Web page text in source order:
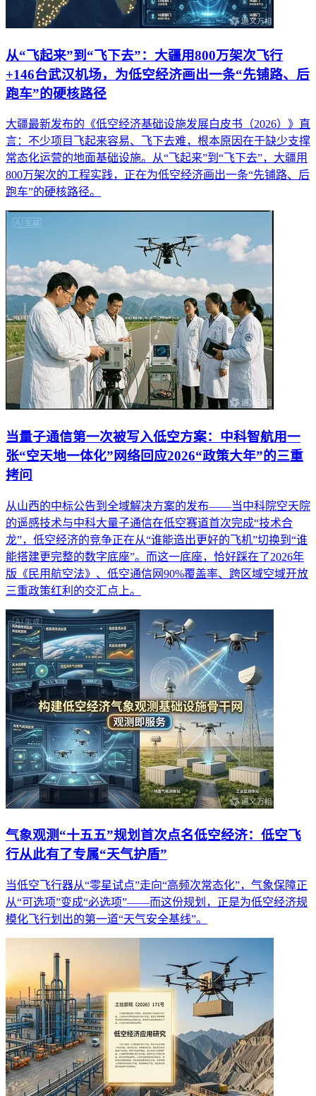
从“飞起来”到“飞下去”：大疆用800万架次飞行
+146台武汉机场，为低空经济画出一条“先铺路、后
跑车”的硬核路径
大疆最新发布的《低空经济基础设施发展白皮书（2026）》直
言：不少项目飞起来容易、飞下去难，根本原因在于缺少支撑
常态化运营的地面基础设施。从“飞起来”到“飞下去”，大疆用
800万架次的工程实践，正在为低空经济画出一条“先铺路、后
跑车”的硬核路径。
当量子通信第一次被写入低空方案：中科智航用一
张“空天地一体化”网络回应2026“政策大年”的三重
拷问
从山西的中标公告到全域解决方案的发布——当中科院空天院
的遥感技术与中科大量子通信在低空赛道首次完成“技术合
龙”，低空经济的竞争正在从“谁能造出更好的飞机”切换到“谁
能搭建更完整的数字底座”。而这一底座，恰好踩在了2026年
版《民用航空法》、低空通信网90%覆盖率、跨区域空域开放
三重政策红利的交汇点上。
气象观测“十五五”规划首次点名低空经济：低空飞
行从此有了专属“天气护盾”
当低空飞行器从“零星试点”走向“高频次常态化”，气象保障正
从“可选项”变成“必选项”——而这份规划，正是为低空经济规
模化飞行划出的第一道“天气安全基线”。